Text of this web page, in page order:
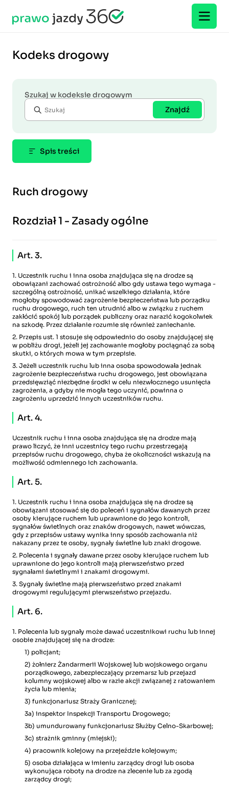
Kodeks drogowy
Szukaj w kodeksie drogowym
Znajdź
Spis treści
Ruch drogowy
Rozdział 1 - Zasady ogólne
Art. 3.
1. Uczestnik ruchu i inna osoba znajdująca się na drodze są
obowiązani zachować ostrożność albo gdy ustawa tego wymaga -
szczególną ostrożność, unikać wszelkiego działania, które
mogłoby spowodować zagrożenie bezpieczeństwa lub porządku
ruchu drogowego, ruch ten utrudnić albo w związku z ruchem
zakłócić spokój lub porządek publiczny oraz narazić kogokolwiek
na szkodę. Przez działanie rozumie się również zaniechanie.
2. Przepis ust. 1 stosuje się odpowiednio do osoby znajdującej się
w pobliżu drogi, jeżeli jej zachowanie mogłoby pociągnąć za sobą
skutki, o których mowa w tym przepisie.
3. Jeżeli uczestnik ruchu lub inna osoba spowodowała jednak
zagrożenie bezpieczeństwa ruchu drogowego, jest obowiązana
przedsięwziąć niezbędne środki w celu niezwłocznego usunięcia
zagrożenia, a gdyby nie mogła tego uczynić, powinna o
zagrożeniu uprzedzić innych uczestników ruchu.
Art. 4.
Uczestnik ruchu i inna osoba znajdująca się na drodze mają
prawo liczyć, że inni uczestnicy tego ruchu przestrzegają
przepisów ruchu drogowego, chyba że okoliczności wskazują na
możliwość odmiennego ich zachowania.
Art. 5.
1. Uczestnik ruchu i inna osoba znajdująca się na drodze są
obowiązani stosować się do poleceń i sygnałów dawanych przez
osoby kierujące ruchem lub uprawnione do jego kontroli,
sygnałów świetlnych oraz znaków drogowych, nawet wówczas,
gdy z przepisów ustawy wynika inny sposób zachowania niż
nakazany przez te osoby, sygnały świetlne lub znaki drogowe.
2. Polecenia i sygnały dawane przez osoby kierujące ruchem lub
uprawnione do jego kontroli mają pierwszeństwo przed
sygnałami świetlnymi i znakami drogowymi.
3. Sygnały świetlne mają pierwszeństwo przed znakami
drogowymi regulującymi pierwszeństwo przejazdu.
Art. 6.
1. Polecenia lub sygnały może dawać uczestnikowi ruchu lub innej
osobie znajdującej się na drodze:
1) policjant;
2) żołnierz Żandarmerii Wojskowej lub wojskowego organu
porządkowego, zabezpieczający przemarsz lub przejazd
kolumny wojskowej albo w razie akcji związanej z ratowaniem
życia lub mienia;
3) funkcjonariusz Straży Granicznej;
3a) inspektor Inspekcji Transportu Drogowego;
3b) umundurowany funkcjonariusz Służby Celno-Skarbowej;
3c) strażnik gminny (miejski);
4) pracownik kolejowy na przejeździe kolejowym;
5) osoba działająca w imieniu zarządcy drogi lub osoba
wykonująca roboty na drodze na zlecenie lub za zgodą
zarządcy drogi;